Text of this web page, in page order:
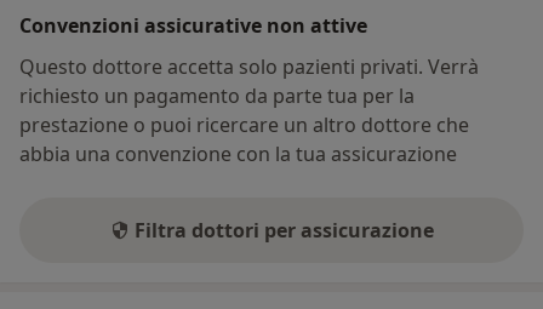
Convenzioni assicurative non attive
Questo dottore accetta solo pazienti privati. Verrà
richiesto un pagamento da parte tua per la
prestazione o puoi ricercare un altro dottore che
abbia una convenzione con la tua assicurazione
Filtra dottori per assicurazione